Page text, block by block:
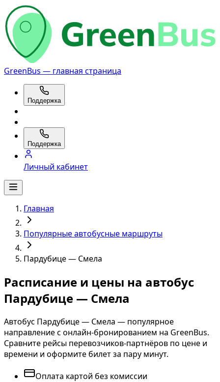
GreenBus — главная страница
Поддержка
Поддержка
Личный кабинет
Главная
Популярные автобусные маршруты
Пардубице — Смела
Расписание и цены на автобус
Пардубице — Смела
Автобус Пардубице — Смела — популярное
направление с онлайн-бронированием на GreenBus.
Сравните рейсы перевозчиков-партнёров по цене и
времени и оформите билет за пару минут.
Оплата картой без комиссии